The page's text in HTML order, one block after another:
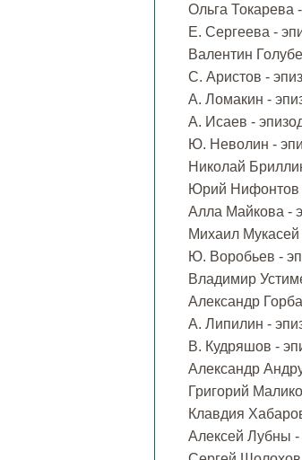
Ольга Токарева
Е. Сергеева -
Валентин
С. Аристов -
А. Ломакин -
А. Исаев -
Ю. Неволин -
Николай
Юрий
Алла Майкова -
Михаил Мукасей
Ю. Воробьев -
Владимир
Александр
А. Липилин -
В. Кудряшов -
Александр
Григорий
Клавдия
Алексей Лубны -